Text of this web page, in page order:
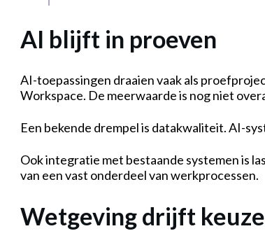
AI blijft in proeven
AI-toepassingen draaien vaak als
Workspace. De meerwaarde is nog niet
Een bekende drempel is datakwaliteit. AI-
Ook integratie met bestaande systemen is
van een vast onderdeel van werkprocessen.
Wetgeving drijft